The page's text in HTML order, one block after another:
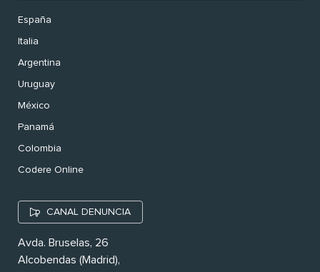
España
Italia
Argentina
Uruguay
México
Panamá
Colombia
Codere Online
CANAL DENUNCIA
Avda. Bruselas, 26
Alcobendas (Madrid),